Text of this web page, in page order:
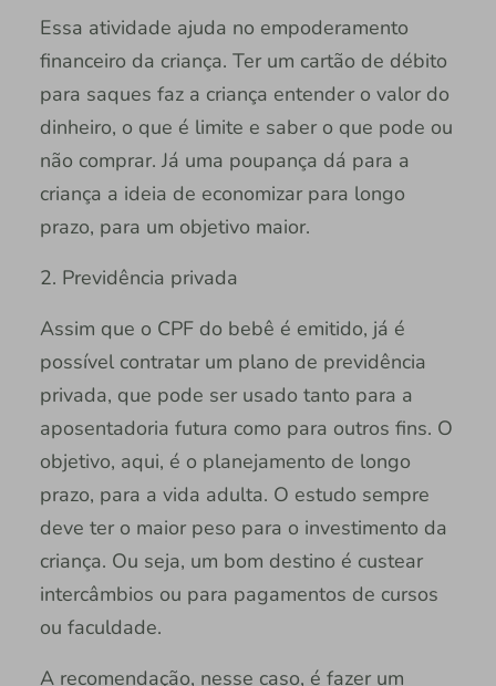
Essa atividade ajuda no empoderamento
financeiro da criança. Ter um cartão de débito
para saques faz a criança entender o valor do
dinheiro, o que é limite e saber o que pode ou
não comprar. Já uma poupança dá para a
criança a ideia de economizar para longo
prazo, para um objetivo maior.
2. Previdência privada
Assim que o CPF do bebê é emitido, já é
possível contratar um plano de previdência
privada, que pode ser usado tanto para a
aposentadoria futura como para outros fins. O
objetivo, aqui, é o planejamento de longo
prazo, para a vida adulta. O estudo sempre
deve ter o maior peso para o investimento da
criança. Ou seja, um bom destino é custear
intercâmbios ou para pagamentos de cursos
ou faculdade.
A recomendação, nesse caso, é fazer um